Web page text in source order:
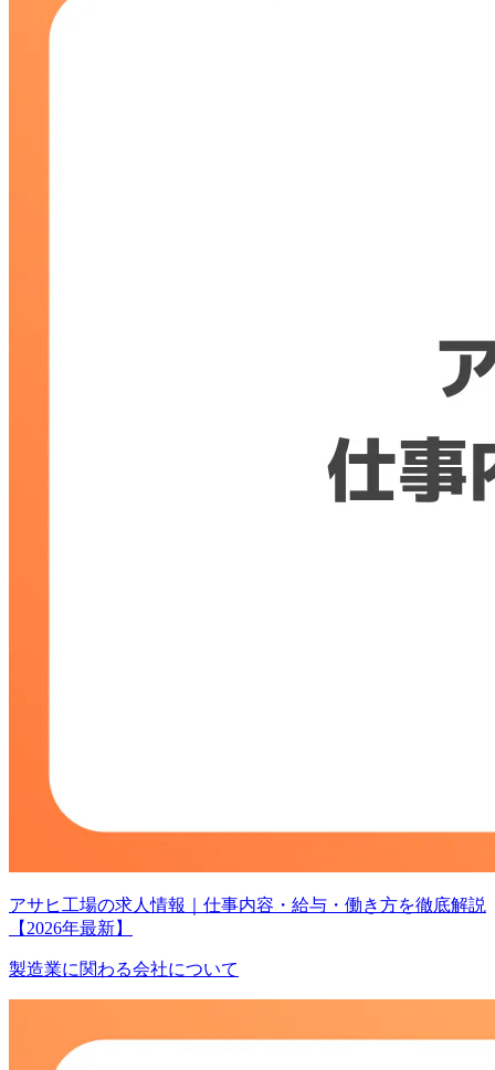
アサヒ工場の求人情報｜仕事内容・給与・働き方を徹底解説
【2026年最新】
製造業に関わる会社について